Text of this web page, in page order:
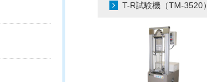
T-R試験機（TM-3520）